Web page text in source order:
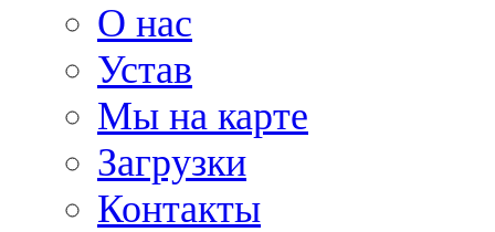
О нас
Устав
Мы на карте
Загрузки
Контакты